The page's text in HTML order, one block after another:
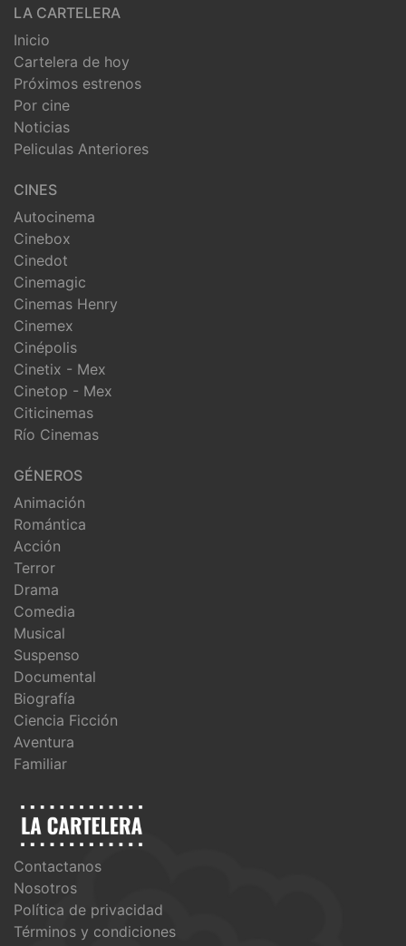
LA CARTELERA
Inicio
Cartelera de hoy
Próximos estrenos
Por cine
Noticias
Peliculas Anteriores
CINES
Autocinema
Cinebox
Cinedot
Cinemagic
Cinemas Henry
Cinemex
Cinépolis
Cinetix - Mex
Cinetop - Mex
Citicinemas
Río Cinemas
GÉNEROS
Animación
Romántica
Acción
Terror
Drama
Comedia
Musical
Suspenso
Documental
Biografía
Ciencia Ficción
Aventura
Familiar
Contactanos
Nosotros
Política de privacidad
Términos y condiciones